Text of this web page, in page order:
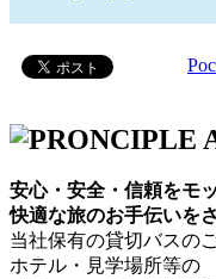
安心・安全・信頼をモ
快適な旅のお手伝いを
当社保有の貸切バスの
ホテル・見学場所等の